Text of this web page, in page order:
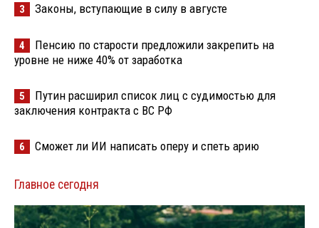
3 Законы, вступающие в силу в августе
4
Пенсию по старости предложили закрепить на
уровне не ниже 40% от заработка
5
Путин расширил список лиц с судимостью для
заключения контракта с ВС РФ
6 Сможет ли ИИ написать оперу и спеть арию
Главное сегодня